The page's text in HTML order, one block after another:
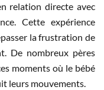
relation directe avec
Cette expérience
la frustration de
De nombreux pères
moments où le bébé
leurs mouvements.